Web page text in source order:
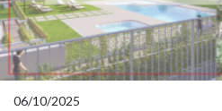
06/10/2025